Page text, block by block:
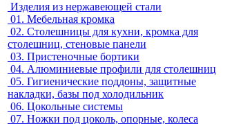
Изделия из нержавеющей стали
01. Мебельная кромка
02. Столешницы для кухни, кромка для
столешниц, стеновые панели
03. Пристеночные бортики
04. Алюминиевые профили для столешниц
05. Гигиенические поддоны, защитные
накладки, базы под холодильник
06. Цокольные системы
07. Ножки под цоколь, опорные, колеса